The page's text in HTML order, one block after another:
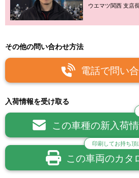
ウエマツ関西 支店
その他の問い合わせ方法
電話で問い
入荷情報を受け取る
この車種の新入荷
この車両のカタ
印刷してお持ち頂